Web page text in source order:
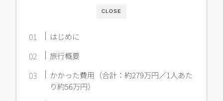
CLOSE
はじめに
旅行概要
かかった費用（合計：約279万円／1人あた
り約56万円）